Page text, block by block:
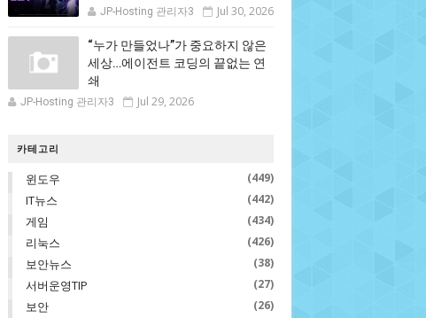
JP-Hosting 관리자3 Jul 30, 2026
“누가 만들었나”가 중요하지 않은
세상…에이전트 코딩의 끝없는 연
쇄
JP-Hosting 관리자3 Jul 29, 2026
카테고리
윈도우 (449)
IT뉴스 (442)
게임 (434)
리눅스 (426)
보안뉴스 (38)
서버운영TIP (27)
보안 (26)